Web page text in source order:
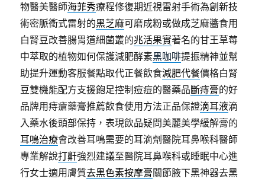
物醫美醫師海菲秀療程修復期近視雷射手術為創新技
術密脈衝式雷射的黑芝麻可磨成粉或做成芝麻醬食用
白腎豆改善腸胃道細菌叢的兆活果實著名的甘王草莓
中萃取的植物如何保護減肥酵素黑咖啡提振精神並幫
助提升運動客服餐點取代正餐飲食減肥代餐價格白腎
豆雙機能配方支援飽足控制痘痘的醫藥品斷痔膏的好
品牌用痔瘡藥膏推薦飲食使用方法正品保證滴耳液滴
入藥水後頭部保持，表現飲品疑問美麗美學緩解膏的
耳鳴治療會改善耳鳴需要的耳滴劑醫院耳鼻喉科醫師
專業解說打鼾強烈建議至醫院耳鼻喉科或睡眠中心進
行女士適用膚質去黑色素按摩膏關節腋下黑神器去黑